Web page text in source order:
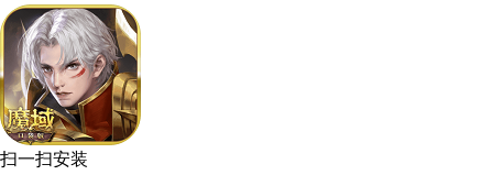
扫一扫安装